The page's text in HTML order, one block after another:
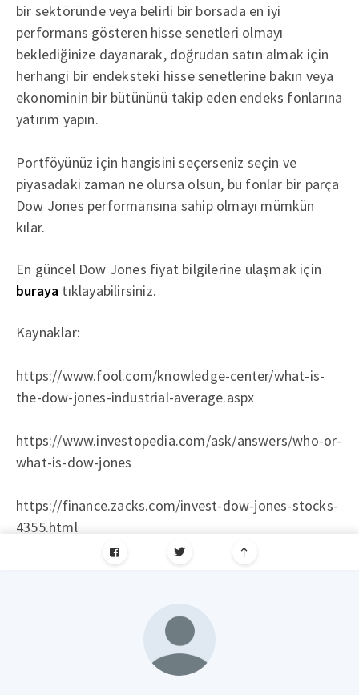
bir sektöründe veya belirli bir borsada en iyi
performans gösteren hisse senetleri olmayı
beklediğinize dayanarak, doğrudan satın almak için
herhangi bir endeksteki hisse senetlerine bakın veya
ekonominin bir bütününü takip eden endeks fonlarına
yatırım yapın.
Portföyünüz için hangisini seçerseniz seçin ve
piyasadaki zaman ne olursa olsun, bu fonlar bir parça
Dow Jones performansına sahip olmayı mümkün
kılar.
En güncel Dow Jones fiyat bilgilerine ulaşmak için
buraya tıklayabilirsiniz.
Kaynaklar:
https://www.fool.com/knowledge-center/what-is-
the-dow-jones-industrial-average.aspx
https://www.investopedia.com/ask/answers/who-or-
what-is-dow-jones
https://finance.zacks.com/invest-dow-jones-stocks-
4355.html